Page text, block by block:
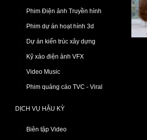
Phim Điện ảnh Truyền hình
Phim dự án hoạt hình 3d
Dự án kiến trúc xây dựng
Kỹ xảo điện ảnh VFX
Video Music
Phim quảng cáo TVC - Viral
DỊCH VỤ HẬU KỲ
Biên tập Video